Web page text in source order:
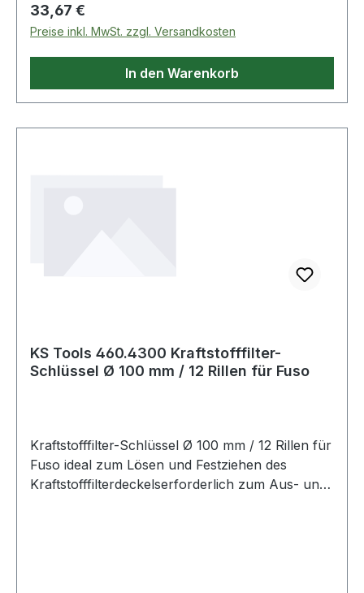
nach DIN 3120 / ISO 1174phosphatiertChrom
VanadiumAnwendungsgebiete: Volkswagen
Crafter (2006 2011) mit 2,5 TDI Motor Weitere
Produkte im Bereich 3/8" Kraftstofffilter-
Regulärer Preis:
33,67 €
Preise inkl. MwSt. zzgl. Versandkosten
In den Warenkorb
KS Tools 460.4300 Kraftstofffilter-
Schlüssel Ø 100 mm / 12 Rillen für Fuso
Kraftstofffilter-Schlüssel Ø 100 mm / 12 Rillen für
Fuso ideal zum Lösen und Festziehen des
Kraftstofffilterdeckelserforderlich zum Aus- und